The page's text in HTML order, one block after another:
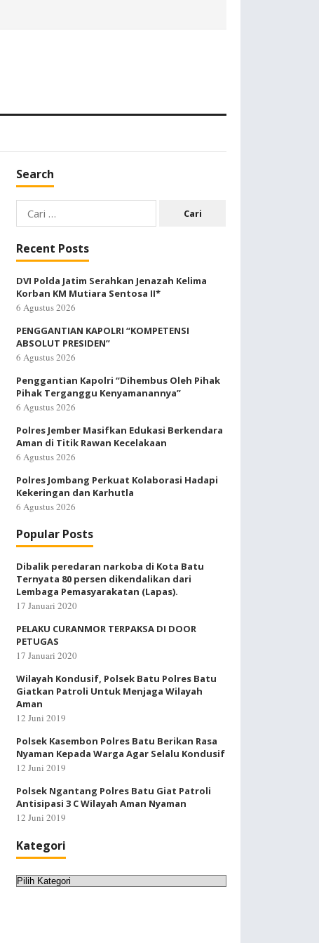
Search
Cari
untuk:
Recent Posts
DVI Polda Jatim Serahkan Jenazah Kelima
Korban KM Mutiara Sentosa II*
6 Agustus 2026
PENGGANTIAN KAPOLRI “KOMPETENSI
ABSOLUT PRESIDEN”
6 Agustus 2026
Penggantian Kapolri “Dihembus Oleh Pihak
Pihak Terganggu Kenyamanannya”
6 Agustus 2026
Polres Jember Masifkan Edukasi Berkendara
Aman di Titik Rawan Kecelakaan
6 Agustus 2026
Polres Jombang Perkuat Kolaborasi Hadapi
Kekeringan dan Karhutla
6 Agustus 2026
Popular Posts
Dibalik peredaran narkoba di Kota Batu
Ternyata 80 persen dikendalikan dari
Lembaga Pemasyarakatan (Lapas).
17 Januari 2020
PELAKU CURANMOR TERPAKSA DI DOOR
PETUGAS
17 Januari 2020
Wilayah Kondusif, Polsek Batu Polres Batu
Giatkan Patroli Untuk Menjaga Wilayah
Aman
12 Juni 2019
Polsek Kasembon Polres Batu Berikan Rasa
Nyaman Kepada Warga Agar Selalu Kondusif
12 Juni 2019
Polsek Ngantang Polres Batu Giat Patroli
Antisipasi 3 C Wilayah Aman Nyaman
12 Juni 2019
Kategori
Kategori